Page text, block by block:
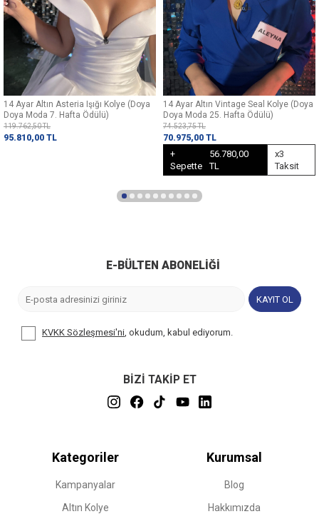
14 Ayar Altın Asteria Işığı Kolye (Doya
Doya Moda 7. Hafta Ödülü)
119.762,50TL
95.810,00 TL
14 Ayar Altın Vintage Seal Kolye (Doya
Doya Moda 25. Hafta Ödülü)
74.523,75 TL
70.975,00 TL
+
Sepette
56.780,00
TL
x3
Taksit
E-BÜLTEN ABONELIĞI
KAYIT OL
KVKK Sözleşmesi'ni, okudum, kabul ediyorum.
BİZİ TAKİP ET
Kategoriler
Kampanyalar
Altın Kolye
Kurumsal
Blog
Hakkımızda